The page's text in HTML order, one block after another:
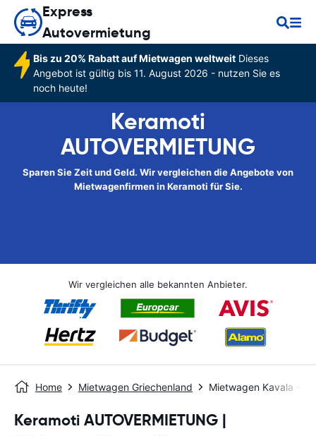
Express
Autovermietung
Bis zu 20% Rabatt auf Mietwagen weltweitDieses
Angebot ist gültig bis 11. August 2026 - nutzen Sie es
noch heute!
Keramoti
AUTOVERMIETUNG
Sparen Sie Zeit und Geld. Wir vergleichen die Angebote von
Mietwagenfirmen in Keramoti für Sie.
Wir vergleichen alle bekannten Anbieter.
Home Mietwagen Griechenland Mietwagen Kavala -
Keramoti AUTOVERMIETUNG |